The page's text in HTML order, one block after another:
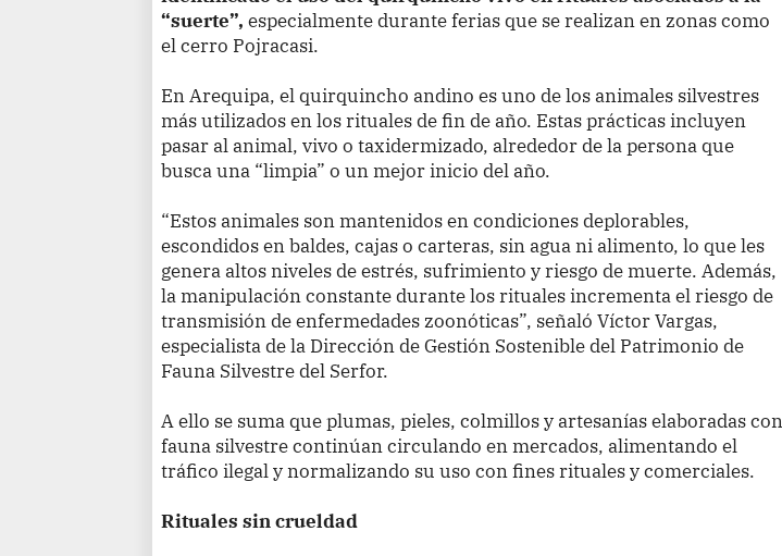
“suerte”, especialmente durante ferias que se realizan en zonas como
el cerro Pojracasi.
En Arequipa, el quirquincho andino es uno de los animales silvestres
más utilizados en los rituales de fin de año. Estas prácticas incluyen
pasar al animal, vivo o taxidermizado, alrededor de la persona que
busca una “limpia” o un mejor inicio del año.
“Estos animales son mantenidos en condiciones deplorables,
escondidos en baldes, cajas o carteras, sin agua ni alimento, lo que les
genera altos niveles de estrés, sufrimiento y riesgo de muerte. Además,
la manipulación constante durante los rituales incrementa el riesgo de
transmisión de enfermedades zoonóticas”, señaló Víctor Vargas,
especialista de la Dirección de Gestión Sostenible del Patrimonio de
Fauna Silvestre del Serfor.
A ello se suma que plumas, pieles, colmillos y artesanías elaboradas con
fauna silvestre continúan circulando en mercados, alimentando el
tráfico ilegal y normalizando su uso con fines rituales y comerciales.
Rituales sin crueldad